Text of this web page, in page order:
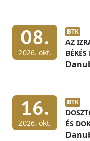
08.
2026. okt.
BTK
AZ
16.
2026. okt.
BTK
ÉS